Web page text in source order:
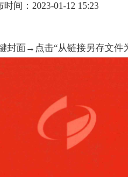
时间：2023-01-12 15:23
封面→点击“从链接另存文件